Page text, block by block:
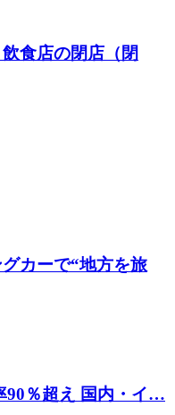
食店の閉店（閉
カーで“地方を旅
90％超え 国内・イ…